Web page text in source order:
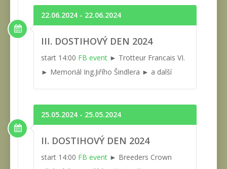
22.06.2024 - 22.06.2024
III. DOSTIHOVÝ DEN 2024
start 14:00 FB event ► Trotteur Francais VI.
► Memoriál Ing.Jiřího Šindlera ► a další
25.05.2024 - 25.05.2024
II. DOSTIHOVÝ DEN 2024
start 14:00 FB event ► Breeders Crown